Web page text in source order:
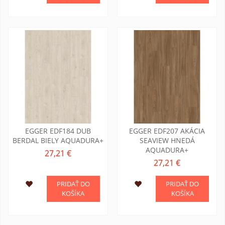
EGGER EDF184 DUB
BERDAL BIELY AQUADURA+
27,21 €
PRIDAŤ DO
KOŠÍKA
EGGER EDF207 AKÁCIA
SEAVIEW HNEDÁ
AQUADURA+
27,21 €
PRIDAŤ DO
KOŠÍKA